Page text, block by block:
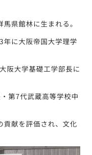
県館林に生まれる。
に大阪帝国大学理学
阪大学基礎工学部長に
第7代武蔵高等学校中
献を評価され、文化